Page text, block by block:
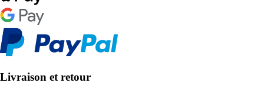
Livraison et retour